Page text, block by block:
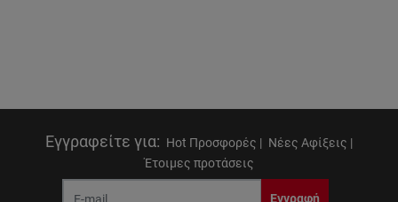
Εγγραφείτε για: Hot Προσφορές | Νέες Αφίξεις |
Έτοιμες προτάσεις
Εγγραφή